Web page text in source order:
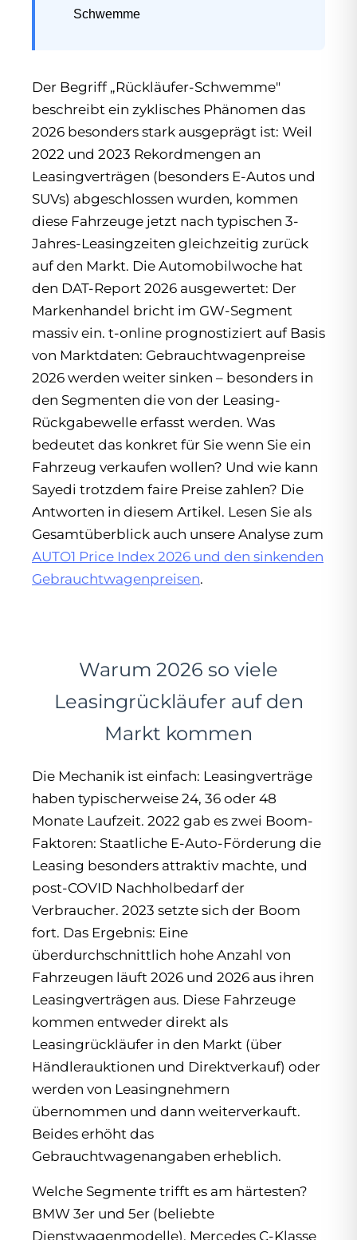
Schwemme
Der Begriff „Rückläufer-Schwemme"
beschreibt ein zyklisches Phänomen das
2026 besonders stark ausgeprägt ist: Weil
2022 und 2023 Rekordmengen an
Leasingverträgen (besonders E-Autos und
SUVs) abgeschlossen wurden, kommen
diese Fahrzeuge jetzt nach typischen 3-
Jahres-Leasingzeiten gleichzeitig zurück
auf den Markt. Die Automobilwoche hat
den DAT-Report 2026 ausgewertet: Der
Markenhandel bricht im GW-Segment
massiv ein. t-online prognostiziert auf Basis
von Marktdaten: Gebrauchtwagenpreise
2026 werden weiter sinken – besonders in
den Segmenten die von der Leasing-
Rückgabewelle erfasst werden. Was
bedeutet das konkret für Sie wenn Sie ein
Fahrzeug verkaufen wollen? Und wie kann
Sayedi trotzdem faire Preise zahlen? Die
Antworten in diesem Artikel. Lesen Sie als
Gesamtüberblick auch unsere Analyse zum
AUTO1 Price Index 2026 und den sinkenden
Gebrauchtwagenpreisen.
Warum 2026 so viele
Leasingrückläufer auf den
Markt kommen
Die Mechanik ist einfach: Leasingverträge
haben typischerweise 24, 36 oder 48
Monate Laufzeit. 2022 gab es zwei Boom-
Faktoren: Staatliche E-Auto-Förderung die
Leasing besonders attraktiv machte, und
post-COVID Nachholbedarf der
Verbraucher. 2023 setzte sich der Boom
fort. Das Ergebnis: Eine
überdurchschnittlich hohe Anzahl von
Fahrzeugen läuft 2026 und 2026 aus ihren
Leasingverträgen aus. Diese Fahrzeuge
kommen entweder direkt als
Leasingrückläufer in den Markt (über
Händlerauktionen und Direktverkauf) oder
werden von Leasingnehmern
übernommen und dann weiterverkauft.
Beides erhöht das
Gebrauchtwagenangaben erheblich.
Welche Segmente trifft es am härtesten?
BMW 3er und 5er (beliebte
Dienstwagenmodelle), Mercedes C-Klasse